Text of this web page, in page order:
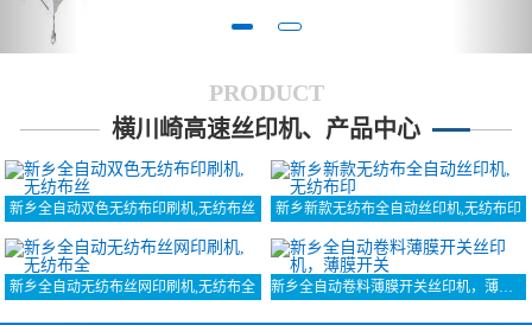
PRODUCT
横川崎高速丝印机、产品中心
新乡全自动双色无纺布印刷机,无纺布丝 新乡新款无纺布全自动丝印机,无纺布印
新乡全自动无纺布丝网印刷机,无纺布全 新乡全自动卷料薄膜开关丝印机，薄膜开关